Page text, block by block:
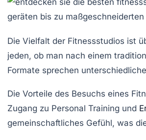
Die Vielfalt der Fitnessstudios ist
jeden, ob man nach einem
Formate sprechen unterschiedliche
Die Vorteile des Besuchs eines
Zugang zu Personal Training und
gemeinschaftliches Gefühl, was